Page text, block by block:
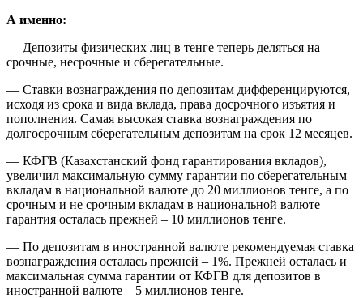
А именно:
— Депозиты физических лиц в тенге теперь деляться на
срочные, несрочные и сберегательные.
— Ставки вознаграждения по депозитам дифференцируются,
исходя из срока и вида вклада, права досрочного изъятия и
пополнения. Самая высокая ставка вознаграждения по
долгосрочным сберегательным депозитам на срок 12 месяцев.
— КФГВ (Казахстанский фонд гарантирования вкладов),
увеличил максимальную сумму гарантии по сберегательным
вкладам в национальной валюте до 20 миллионов тенге, а по
срочным и не срочным вкладам в национальной валюте
гарантия осталась прежней – 10 миллионов тенге.
— По депозитам в иностранной валюте рекомендуемая ставка
вознаграждения осталась прежней – 1%. Прежней осталась и
максимальная сумма гарантии от КФГВ для депозитов в
иностранной валюте – 5 миллионов тенге.